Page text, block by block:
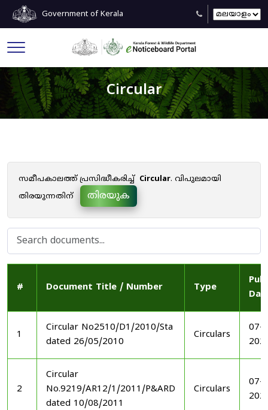
Government of Kerala
Circular
സമീപകാലത്ത് പ്രസിദ്ധീകരിച്ച് Circular. വിപുലമായി
തിരയുന്നതിന്
തിരയുക
# Document Title / Number Type
1
Circular No2510/D1/2010/Sta
dated 26/05/2010
Circulars
07-
2
Circular
No.9219/AR12/1/2011/P&ARD
dated 10/08/2011
Circulars
07-